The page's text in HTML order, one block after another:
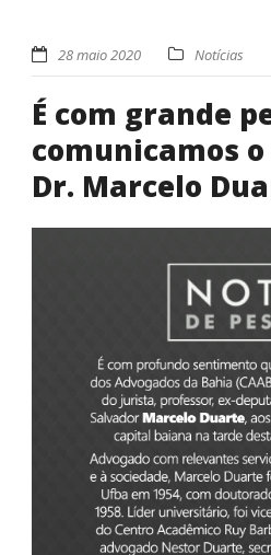
28 maio 2020 Notícias
É com grande
comunicamos
Dr. Marcelo